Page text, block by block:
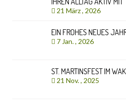
21 März , 2026
EIN FROHES NEUES
7 Jan. , 2026
ST. MARTINSFEST IM
21 Nov. , 2025